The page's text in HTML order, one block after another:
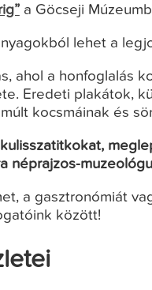
a Göcseji
lehet a
ahol a honfoglalás
Eredeti plakátok,
kocsmáinak és
néprajzos-
a gasztronómiát
között!